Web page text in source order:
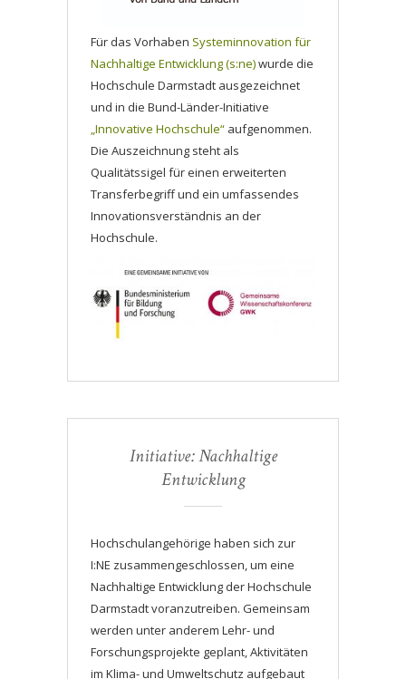
Für das Vorhaben Systeminnovation für
Nachhaltige Entwicklung (s:ne)wurde die
Hochschule Darmstadt ausgezeichnet
und in die Bund-Länder-Initiative
„Innovative Hochschule“ aufgenommen.
Die Auszeichnung steht als
Qualitätssigel für einen erweiterten
Transferbegriff und ein umfassendes
Innovationsverständnis an der
Hochschule.
Initiative: Nachhaltige
Entwicklung
Hochschulangehörige haben sich zur
I:NE zusammengeschlossen, um eine
Nachhaltige Entwicklung der Hochschule
Darmstadt voranzutreiben. Gemeinsam
werden unter anderem Lehr- und
Forschungsprojekte geplant, Aktivitäten
im Klima- und Umweltschutz aufgebaut